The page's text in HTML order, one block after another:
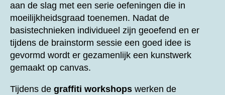
aan de slag met een serie oefeningen die in
moeilijkheidsgraad toenemen. Nadat de
basistechnieken individueel zijn geoefend en er
tijdens de brainstorm sessie een goed idee is
gevormd wordt er gezamenlijk een kunstwerk
gemaakt op canvas.
Tijdens de graffiti workshops werken de